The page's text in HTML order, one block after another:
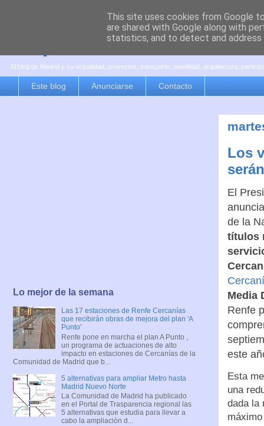
es por madrid
El blog de Madrid y su actualidad, proyectos, transporte, movilidad, arquitectura,
Este blog Anunciarse Contacto
Los
El
de la
títulos
Media
Renfe
este
Esta
una
dada la
Lo mejor de la semana
Las 17 estaciones de Renfe Cercanías
que recibirán obras de mejora del plan 'A
Punto'
Renfe pone en marcha el plan A Punto ,
un programa de actuaciones de alto
impacto en estaciones de Cercanías de la
Comunidad de Madrid que b...
5 alternativas para ampliar Metro hasta
Madrid Nuevo Norte
La Comunidad de Madrid ha publicado
en el Portal de Trasparencia regional las
5 alternativas que estudia para llevar a
cabo la ampliación d...
This site uses cookies from Google
are shared with Google along with
statistics, and to detect and address